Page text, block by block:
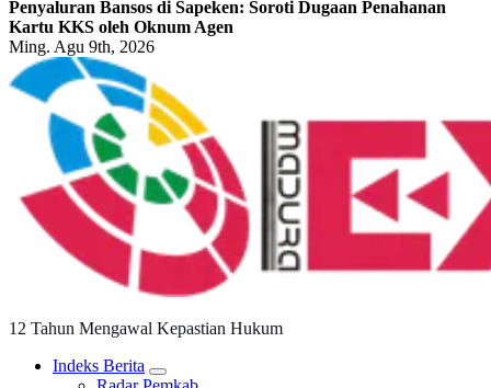
Penyaluran Bansos di Sapeken: Soroti Dugaan Penahanan
Kartu KKS oleh Oknum Agen
Ming. Agu 9th, 2026
12 Tahun Mengawal Kepastian Hukum
Indeks Berita